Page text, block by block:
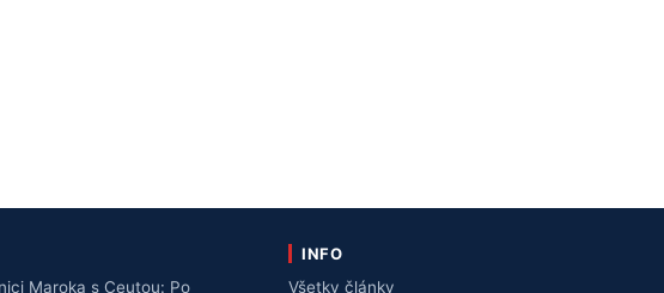
Maroka s Ceutou: Po
INFO
Všetky články